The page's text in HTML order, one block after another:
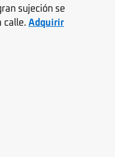
sujeción se
calle.Adquirir